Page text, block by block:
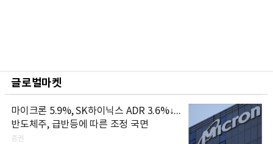
글로벌마켓
마이크론 5.9%, SK하이닉스 ADR 3.6%↓...
반도체주, 급반등에 따른 조정 국면
증권